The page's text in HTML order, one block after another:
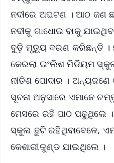
ନଦୀରେ ଅଘଟଣ । ଆଠ ଜଣ
ନଦୀକୁ ଗାଧୋଇ ବାକୁ
ବୁଡ଼ି ମୃତ୍ୟୁ ବରଣ କରିଛନ୍ତି
କେରଲା ଇଂଲିଶ ମିଡିୟମ
ନୀତିଶ ପୋଦାର ।
ସୂଚନା ଅନୁସାରେ ଏମାନେ
ମେସରେ ରହି ପାଠ ପଢୁଥିଲେ
ସ୍କୁଲ ଛୁଟି ରହିଥିବାବେଳେ,
କେଶାରୀକୁଣ୍ଡ ଯାଇଥିଲେ ।